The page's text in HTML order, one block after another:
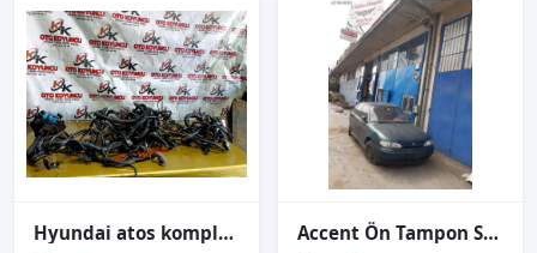
Hyundai atos komple tesisat orijinal çıkma Accent Ön Tampon Sağ Sol Far Sinyal Komple Ön 1995 1996 1997